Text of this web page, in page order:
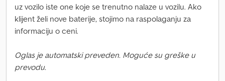
uz vozilo iste one koje se trenutno nalaze u vozilu. Ako
klijent želi nove baterije, stojimo na raspolaganju za
informaciju o ceni.
Oglas je automatski preveden. Moguće su greške u
prevodu.